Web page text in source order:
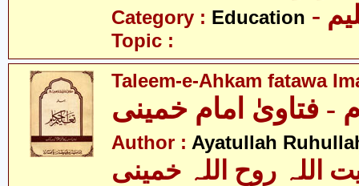
Category : Education
Topic :
Taleem-e-Ahkam fatawa
- فتاویٰ امام خمینی
Author : Ayatullah
اللہ روح اللہ خمینی